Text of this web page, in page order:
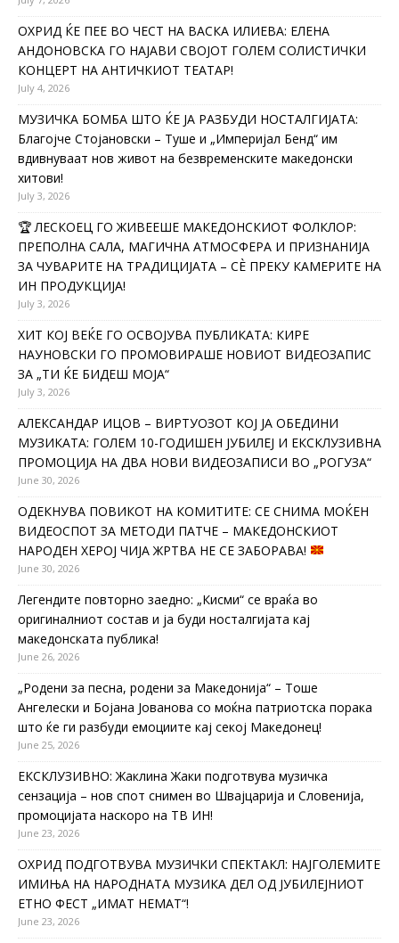
ОХРИД ЌЕ ПЕЕ ВО ЧЕСТ НА ВАСКА ИЛИЕВА: ЕЛЕНА
АНДОНОВСКА ГО НАЈАВИ СВОЈОТ ГОЛЕМ СОЛИСТИЧКИ
КОНЦЕРТ НА АНТИЧКИОТ ТЕАТАР!
July 4, 2026
МУЗИЧКА БОМБА ШТО ЌЕ ЈА РАЗБУДИ НОСТАЛГИЈАТА:
Благојче Стојановски – Туше и „Империјал Бенд“ им
вдивнуваат нов живот на безвременските македонски
хитови!
July 3, 2026
🏆 ЛЕСКОЕЦ ГО ЖИВЕЕШЕ МАКЕДОНСКИОТ ФОЛКЛОР:
ПРЕПОЛНА САЛА, МАГИЧНА АТМОСФЕРА И ПРИЗНАНИЈА
ЗА ЧУВАРИТЕ НА ТРАДИЦИЈАТА – СÈ ПРЕКУ КАМЕРИТЕ НА
ИН ПРОДУКЦИЈА!
July 3, 2026
ХИТ КОЈ ВЕЌЕ ГО ОСВОЈУВА ПУБЛИКАТА: КИРЕ
НАУНОВСКИ ГО ПРОМОВИРАШЕ НОВИОТ ВИДЕОЗАПИС
ЗА „ТИ ЌЕ БИДЕШ МОЈА“
July 3, 2026
АЛЕКСАНДАР ИЦОВ – ВИРТУОЗОТ КОЈ ЈА ОБЕДИНИ
МУЗИКАТА: ГОЛЕМ 10-ГОДИШЕН ЈУБИЛЕЈ И ЕКСКЛУЗИВНА
ПРОМОЦИЈА НА ДВА НОВИ ВИДЕОЗАПИСИ ВО „РОГУЗА“
June 30, 2026
ОДЕКНУВА ПОВИКОТ НА КОМИТИТЕ: СЕ СНИМА МОЌЕН
ВИДЕОСПОТ ЗА МЕТОДИ ПАТЧЕ – МАКЕДОНСКИОТ
НАРОДЕН ХЕРОЈ ЧИЈА ЖРТВА НЕ СЕ ЗАБОРАВА!
June 30, 2026
Легендите повторно заедно: „Кисми“ се враќа во
оригиналниот состав и ја буди носталгијата кај
македонската публика!
June 26, 2026
„Родени за песна, родени за Македонија“ – Тоше
Ангелески и Бојана Јованова со моќна патриотска порака
што ќе ги разбуди емоциите кај секој Македонец!
June 25, 2026
ЕКСКЛУЗИВНО: Жаклина Жаки подготвува музичка
сензација – нов спот снимен во Швајцарија и Словенија,
промоцијата наскоро на ТВ ИН!
June 23, 2026
ОХРИД ПОДГОТВУВА МУЗИЧКИ СПЕКТАКЛ: НАЈГОЛЕМИТЕ
ИМИЊА НА НАРОДНАТА МУЗИКА ДЕЛ ОД ЈУБИЛЕЈНИОТ
ЕТНО ФЕСТ „ИМАТ НЕМАТ“!
June 23, 2026